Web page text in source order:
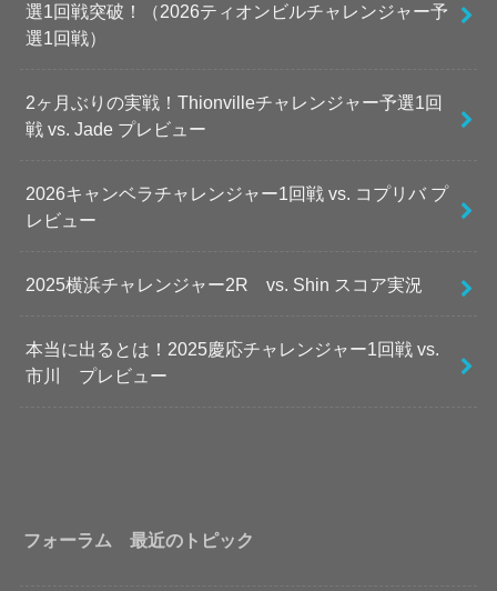
選1回戦突破！（2026ティオンビルチャレンジャー予
選1回戦）
2ヶ月ぶりの実戦！Thionvilleチャレンジャー予選1回
戦 vs. Jade プレビュー
2026キャンベラチャレンジャー1回戦 vs. コプリバ プ
レビュー
2025横浜チャレンジャー2R vs. Shin スコア実況
本当に出るとは！2025慶応チャレンジャー1回戦 vs.
市川 プレビュー
フォーラム 最近のトピック